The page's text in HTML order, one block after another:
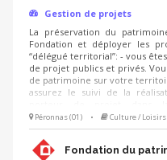
Gestion de projets
La préservation du
Fondation et déployer les
“délégué territorial”: - vous
de projet publics et privés.
de patrimoine sur votre
assurez le suivi de la
communication, l'animation
projet. - Vous contribuez au
ressources (mécènes,
les actions de la Fondation.
Péronnas (01) • Culture / Loisirs
Fondation du